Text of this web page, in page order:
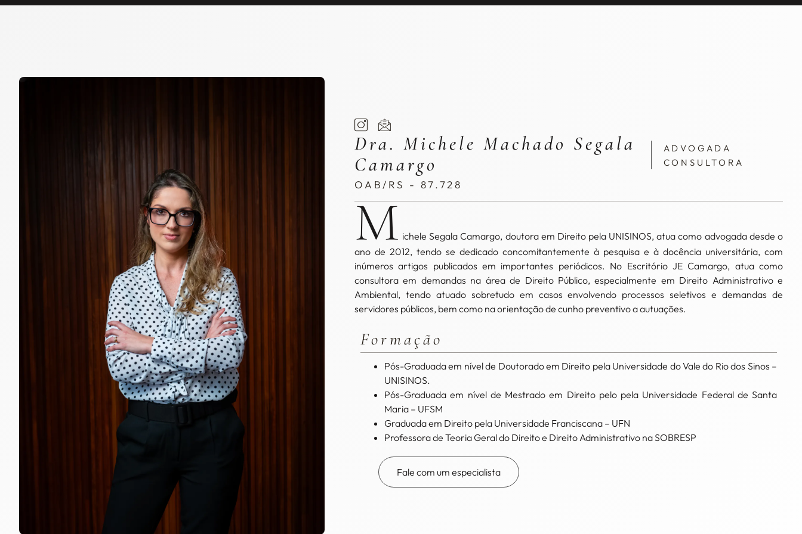
Dra. Michele Machado Segala
Camargo
ADVOGADA
CONSULTORA
OAB/RS - 87.728
M ichele Segala Camargo, doutora em Direito pela UNISINOS, atua como advogada desde o
ano de 2012, tendo se dedicado concomitantemente à pesquisa e à docência universitária, com
inúmeros artigos publicados em importantes periódicos. No Escritório JE Camargo, atua como
consultora em demandas na área de Direito Público, especialmente em Direito Administrativo e
Ambiental, tendo atuado sobretudo em casos envolvendo processos seletivos e demandas de
servidores públicos, bem como na orientação de cunho preventivo a autuações.
Formação
Pós-Graduada em nível de Doutorado em Direito pela Universidade do Vale do Rio dos Sinos –
UNISINOS.
Pós-Graduada em nível de Mestrado em Direito pelo pela Universidade Federal de Santa
Maria – UFSM
Graduada em Direito pela Universidade Franciscana – UFN
Professora de Teoria Geral do Direito e Direito Administrativo na SOBRESP
Fale com um especialista